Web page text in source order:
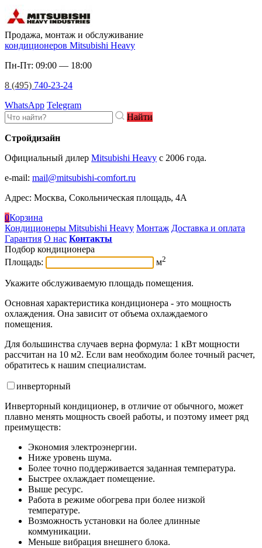
Продажа, монтаж и обслуживание
кондиционеров Mitsubishi Heavy
Пн-Пт: 09:00 — 18:00
8 (495) 740-23-24
WhatsApp Telegram
Найти
Стройдизайн
Официальный дилер Mitsubishi Heavy c 2006 года.
e-mail: mail@mitsubishi-comfort.ru
Адрес: Москва, Сокольническая площадь, 4А
0Корзина
Кондиционеры Mitsubishi Heavy Монтаж Доставка и оплата
Гарантия О нас Контакты
Подбор кондиционера
Площадь:
м2
Укажите обслуживаемую площадь помещения.
Основная характеристика кондиционера - это мощность
охлаждения. Она зависит от объема охлаждаемого
помещения.
Для большинства случаев верна формула: 1 кВт мощности
рассчитан на 10 м2. Если вам необходим более точный расчет,
обратитесь к нашим специалистам.
инверторный
Инверторный кондиционер, в отличие от обычного, может
плавно менять мощность своей работы, и поэтому имеет ряд
преимуществ:
Экономия электроэнергии.
Ниже уровень шума.
Более точно поддерживается заданная температура.
Быстрее охлаждает помещение.
Выше ресурс.
Работа в режиме обогрева при более низкой
температуре.
Возможность установки на более длинные
коммуникации.
Меньше вибрация внешнего блока.